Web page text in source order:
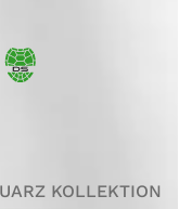
KOLLEKTION